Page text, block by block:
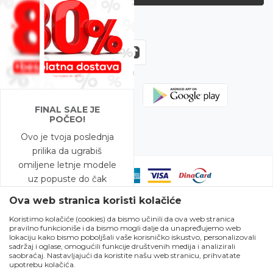
FINAL SALE JE
POČEO!
Ovo je tvoja poslednja
prilika da ugrabiš
omiljene letnje modele
uz popuste do čak
A to nije sve – na
modele snižene do
-50% očekuje te i
BESPLATNA DOSTAVA!
Zapratite nas
Nastojimo da budemo što precizniji u opisu proizvoda, prikazu slika i
samih cena, ali ne možemo garantovati da su sve informacije kompletne
i bez grešaka. Svi artikli prikazani na sajtu su deo naše ponude i ne
podrazumeva da su dostupni u svakom trenutku. Raspoloživost robe
Ova web stranica koristi kolačiće
Koristimo kolačiće (cookies) da bismo učinili da ova web stranica
pravilno funkcioniše i da bismo mogli dalje da unapređujemo web
lokaciju kako bismo poboljšali vaše korisničko iskustvo, personalizovali
sadržaj i oglase, omogućili funkcije društvenih medija i analizirali
saobraćaj. Nastavljajući da koristite našu web stranicu, prihvatate
upotrebu kolačića.